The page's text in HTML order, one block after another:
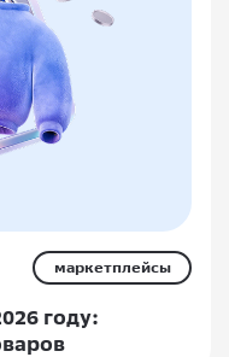
маркетплейсы
году: